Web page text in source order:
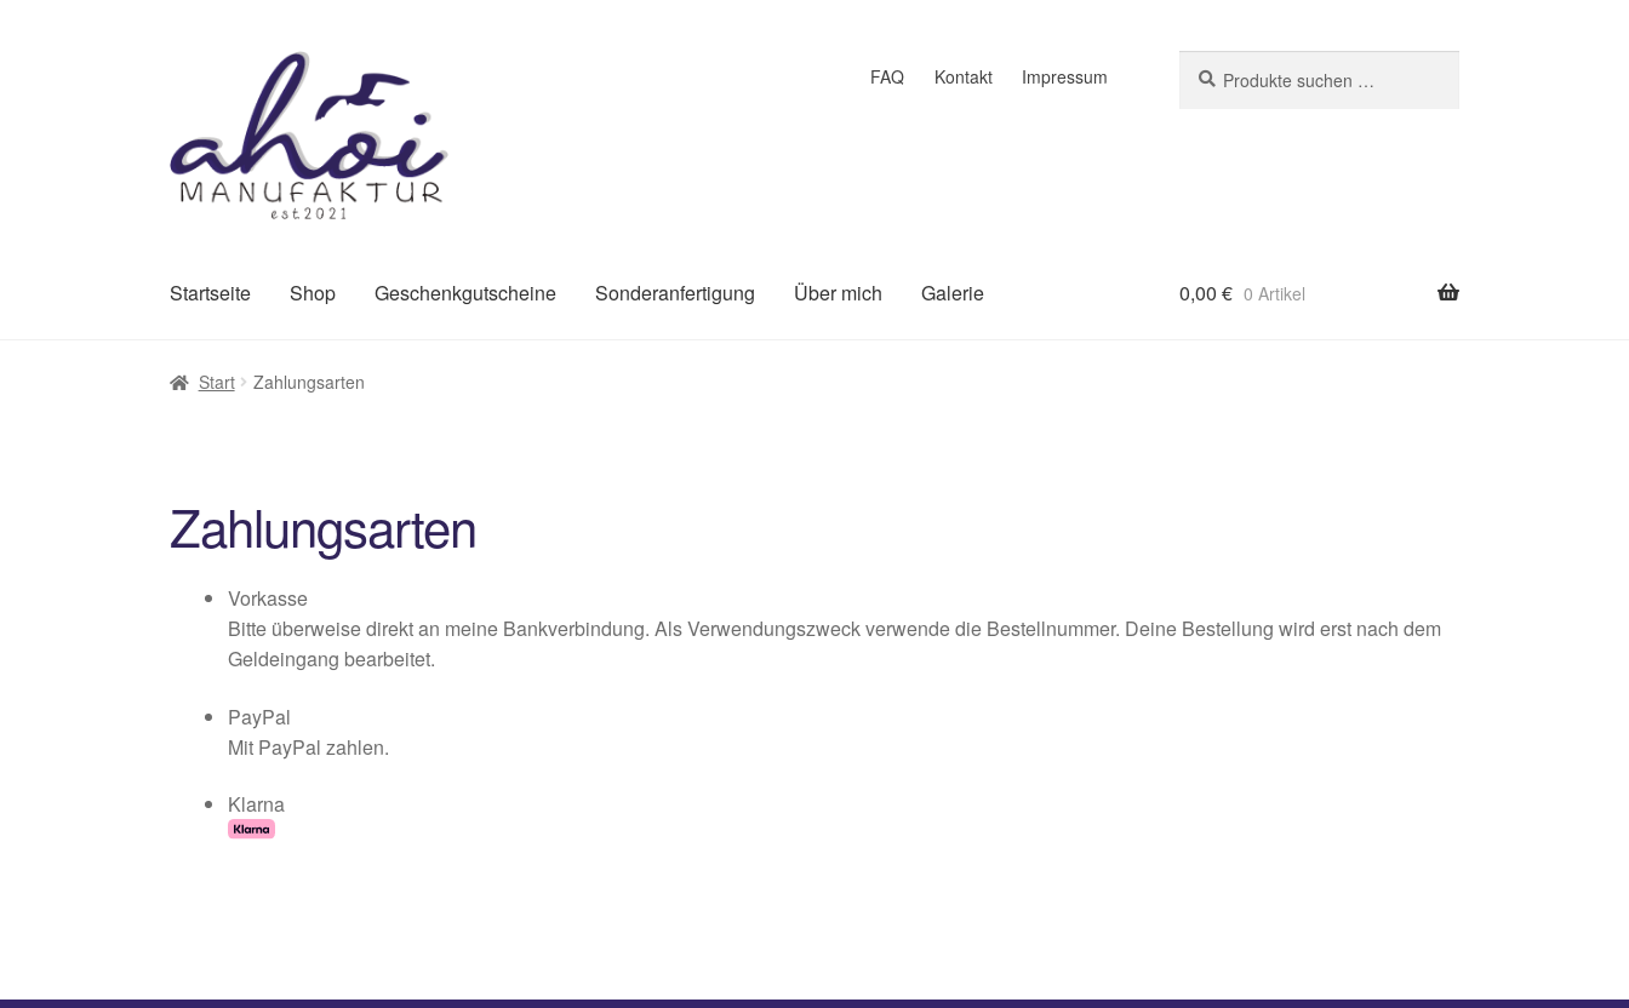
Navigation
FAQ Kontakt Impressum
nach:
Startseite Shop Geschenkgutscheine Sonderanfertigung Über mich Galerie 0,00 € 0 Artikel
Start Zahlungsarten
Zahlungsarten
Vorkasse
Bitte überweise direkt an meine Bankverbindung. Als Verwendungszweck verwende die Bestellnummer. Deine Bestellung wird erst nach dem
Geldeingang bearbeitet.
PayPal
Mit PayPal zahlen.
Klarna